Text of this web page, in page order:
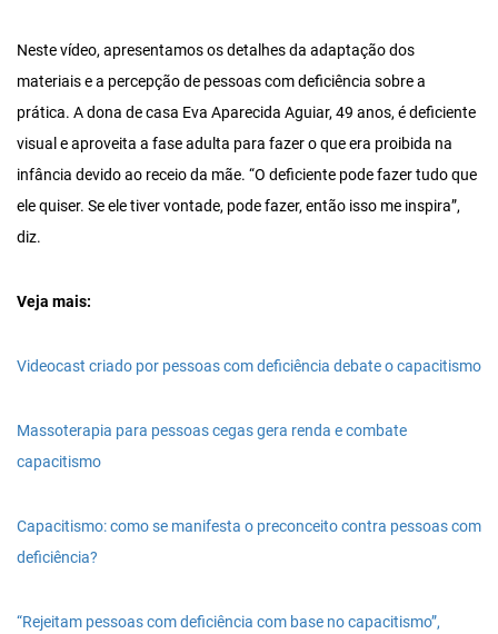
Neste vídeo, apresentamos os detalhes da adaptação dos
materiais e a percepção de pessoas com deficiência sobre a
prática. A dona de casa Eva Aparecida Aguiar, 49 anos, é deficiente
visual e aproveita a fase adulta para fazer o que era proibida na
infância devido ao receio da mãe. “O deficiente pode fazer tudo que
ele quiser. Se ele tiver vontade, pode fazer, então isso me inspira”,
diz.
Veja mais:
Videocast criado por pessoas com deficiência debate o capacitismo
Massoterapia para pessoas cegas gera renda e combate
capacitismo
Capacitismo: como se manifesta o preconceito contra pessoas com
deficiência?
“Rejeitam pessoas com deficiência com base no capacitismo”,